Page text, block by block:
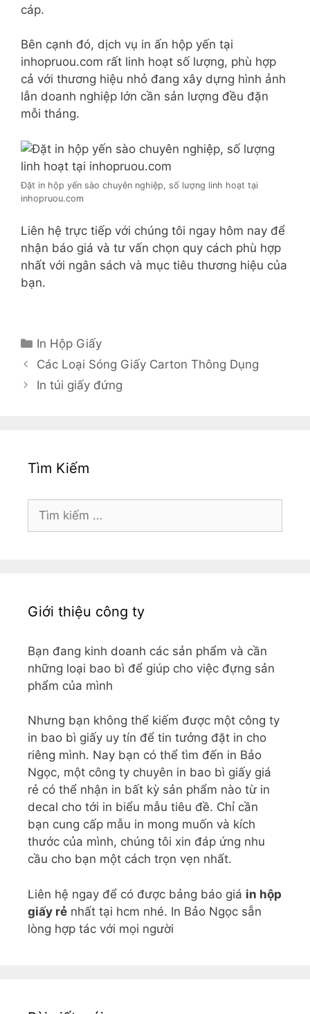
cáp.
Bên cạnh đó, dịch vụ in ấn hộp yến tại
inhopruou.com rất linh hoạt số lượng, phù hợp
cả với thương hiệu nhỏ đang xây dựng hình ảnh
lẫn doanh nghiệp lớn cần sản lượng đều đặn
mỗi tháng.
Đặt in hộp yến sào chuyên nghiệp, số lượng linh hoạt tại
inhopruou.com
Liên hệ trực tiếp với chúng tôi ngay hôm nay để
nhận báo giá và tư vấn chọn quy cách phù hợp
nhất với ngân sách và mục tiêu thương hiệu của
bạn.
Danh
mục
In Hộp Giấy
Các Loại Sóng Giấy Carton Thông Dụng
In túi giấy đứng
Tìm Kiếm
Tìm
kiếm
Giới thiệu công ty
Bạn đang kinh doanh các sản phẩm và cần
những loại bao bì để giúp cho việc đựng sản
phẩm của mình
Nhưng bạn không thể kiếm được một công ty
in bao bì giấy uy tín để tin tưởng đặt in cho
riêng mình. Nay bạn có thể tìm đến in Bảo
Ngọc, một công ty chuyên in bao bì giấy giá
rẻ có thể nhận in bất kỳ sản phẩm nào từ in
decal cho tới in biểu mẫu tiêu đề. Chỉ cần
bạn cung cấp mẫu in mong muốn và kích
thước của mình, chúng tôi xin đáp ứng nhu
cầu cho bạn một cách trọn vẹn nhất.
Liên hệ ngay để có được bảng báo giá in hộp
giấy rẻ nhất tại hcm nhé. In Bảo Ngọc sẵn
lòng hợp tác với mọi người